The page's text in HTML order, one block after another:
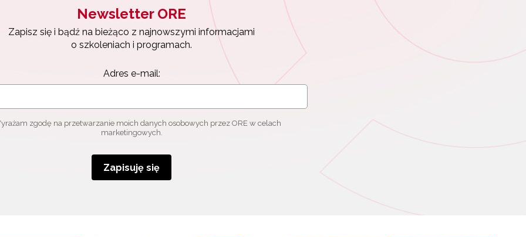
Newsletter ORE
Zapisz się i bądź na bieżąco z najnowszymi informacjami
o szkoleniach i programach.
Adres e-mail:
zgodę na przetwarzanie moich danych osobowych przez ORE w celach
marketingowych.
Zapisuję się